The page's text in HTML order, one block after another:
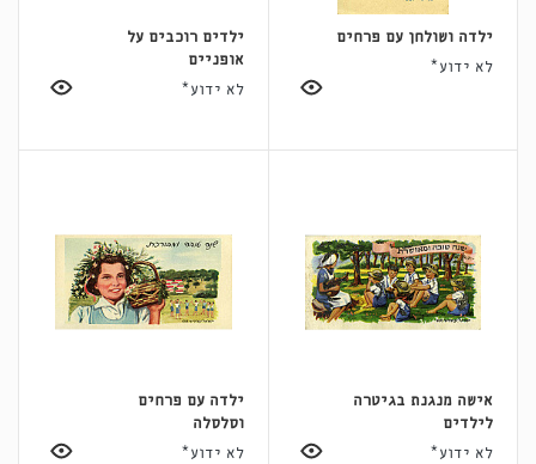
ילדה ושולחן עם פרחים
לא ידוע*
ילדים רוכבים על
אופניים
לא ידוע*
אישה מנגנת בגיטרה
לילדים
לא ידוע*
ילדה עם פרחים
וסלסלה
לא ידוע*